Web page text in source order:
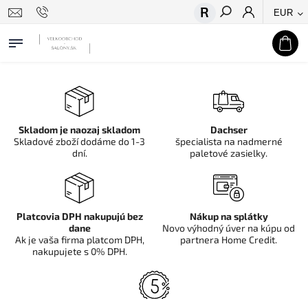
EUR
Hľadať
Skladom je naozaj skladom
Skladové zboží dodáme do 1-3
dní.
Dachser
špecialista na nadmerné
paletové zasielky.
Platcovia DPH nakupujú bez
dane
Ak je vaša firma platcom DPH,
nakupujete s 0% DPH.
Nákup na splátky
Novo výhodný úver na kúpu od
partnera Home Credit.